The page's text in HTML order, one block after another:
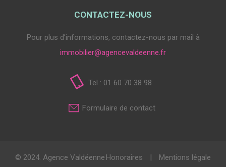
CONTACTEZ-NOUS
Pour plus d’informations, contactez-nous par mail à
immobilier@agencevaldeenne.fr
Tel : 01 60 70 38 98
Formulaire de contact
© 2024. Agence Valdéenne Honoraires | Mentions légale